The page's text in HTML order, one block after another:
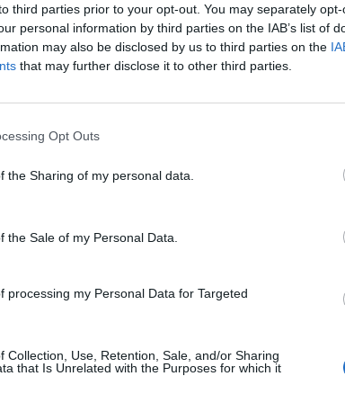
third parties prior to your opt-out. You may separately
personal information by third parties on the IAB’s list of
may also be disclosed by us to third parties on the
that may further disclose it to other third parties.
Opt Outs
the Sharing of my personal data.
the Sale of my Personal Data.
processing my Personal Data for Targeted
Collection, Use, Retention, Sale, and/or Sharing
that Is Unrelated with the Purposes for which it
Rudy Giuliani a Come States?
americana